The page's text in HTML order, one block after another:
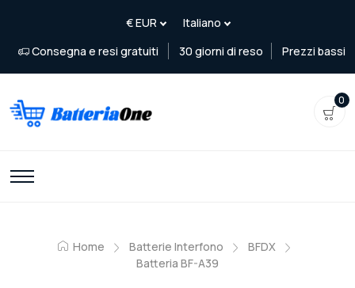
Consegna e resi gratuiti 30 giorni di reso Prezzi bassi
0
Home Batterie Interfono
BFDX
Batteria BF-A39